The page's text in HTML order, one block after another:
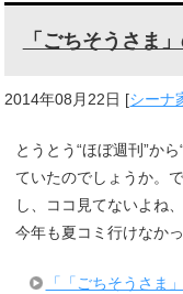
「ごちそうさま
2014年08月22日 [シーナ
とうとう“ほぼ週刊”か
ていたのでしょうか。
し、ココ見てないよね
今年も夏コミ行けなか
「「ごちそうさま